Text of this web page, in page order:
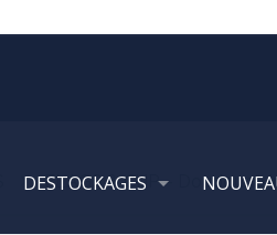
DESTOCKAGES
FLAGS & CUP – Doudoune